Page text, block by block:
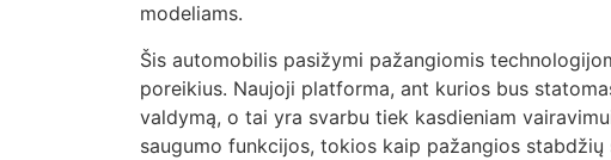
modeliams.
Šis automobilis pasižymi pažangiomis
poreikius. Naujoji platforma, ant kurios bus
valdymą, o tai yra svarbu tiek kasdieniam
saugumo funkcijos, tokios kaip pažangios